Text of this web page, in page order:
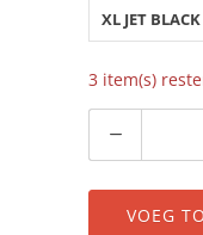
XL JET BLACK
3 item(s)
VOEG